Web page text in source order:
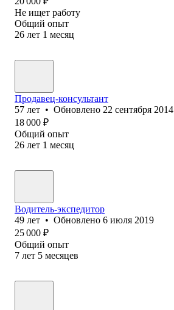
Не ищет работу
Общий опыт
26 лет 1 месяц
Продавец-консультант
57 лет • Обновлено 22 сентября 2014
18 000 ₽
Общий опыт
26 лет 1 месяц
Водитель-экспедитор
49 лет • Обновлено 6 июля 2019
25 000 ₽
Общий опыт
7 лет 5 месяцев